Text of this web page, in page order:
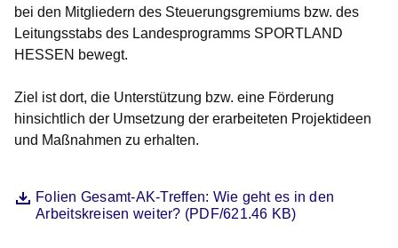
bei den Mitgliedern des Steuerungsgremiums bzw. des
Leitungsstabs des Landesprogramms SPORTLAND
HESSEN bewegt.
Ziel ist dort, die Unterstützung bzw. eine Förderung
hinsichtlich der Umsetzung der erarbeiteten Projektideen
und Maßnahmen zu erhalten.
DateiFolien Gesamt-AK-Treffen: Wie geht es in den
Arbeitskreisen weiter? (PDF/621.46 KB)
Öffnet sich in einem neuen Fenster